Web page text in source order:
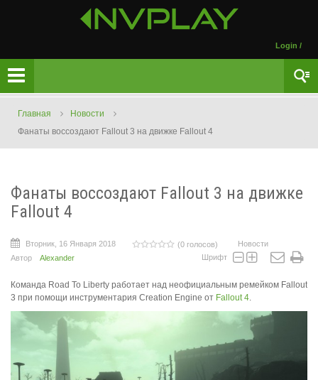
Login /
Главная
Новости
Фанаты воссоздают Fallout 3 на движке Fallout 4
Фанаты воссоздают Fallout 3 на движке
Fallout 4
Вторник, 16 Января 2018 (0 голосов)
Новости
Автор
Alexander Шрифт
Команда Road To Liberty работает над неофициальным ремейком Fallout
3 при помощи инструментария Creation Engine от Fallout 4.